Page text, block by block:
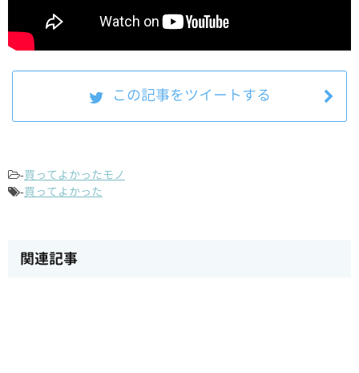
この記事をツイートする
-買ってよかったモノ
-買ってよかった
関連記事